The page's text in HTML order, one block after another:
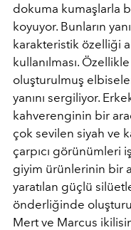
dokuma kumaşlarla
koyuyor. Bunların
karakteristik özelliği
kullanılması.
oluşturulmuş
yanını sergiliyor.
kahverenginin bir
çok sevilen siyah ve
çarpıcı görünümleri
giyim ürünlerinin bir
yaratılan güçlü
önderliğinde
Mert ve Marcus